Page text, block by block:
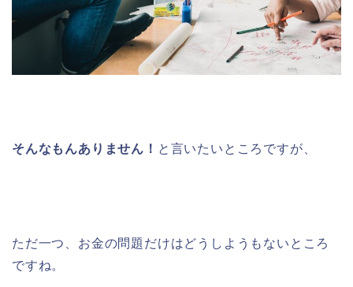
そんなもんありません！ と言いたいところですが、
ただ一つ、お金の問題だけはどうしようもないところ
ですね。